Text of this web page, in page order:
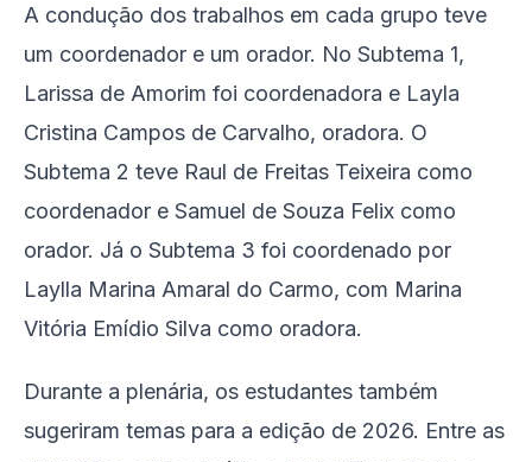
A condução dos trabalhos em cada grupo teve
um coordenador e um orador. No Subtema 1,
Larissa de Amorim foi coordenadora e Layla
Cristina Campos de Carvalho, oradora. O
Subtema 2 teve Raul de Freitas Teixeira como
coordenador e Samuel de Souza Felix como
orador. Já o Subtema 3 foi coordenado por
Laylla Marina Amaral do Carmo, com Marina
Vitória Emídio Silva como oradora.
Durante a plenária, os estudantes também
sugeriram temas para a edição de 2026. Entre as